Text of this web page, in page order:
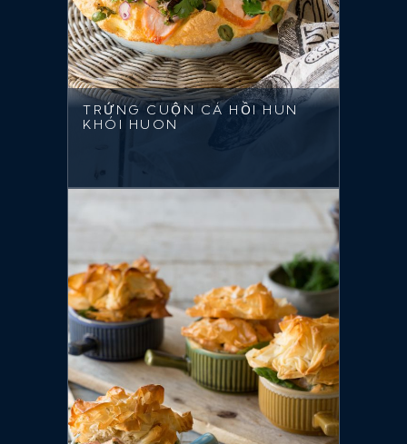
TRỨNG CUỘN CÁ HỒI HUN
KHÓI HUON